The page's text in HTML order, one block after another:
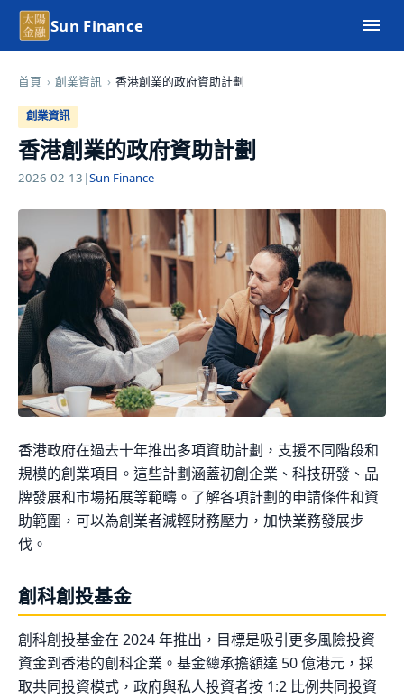
Sun Finance
首頁 › 創業資訊 › 香港創業的政府資助計劃
創業資訊
香港創業的政府資助計劃
2026-02-13 |Sun Finance
香港政府在過去十年推出多項資助計劃，支援不同階段和
規模的創業項目。這些計劃涵蓋初創企業、科技研發、品
牌發展和市場拓展等範疇。了解各項計劃的申請條件和資
助範圍，可以為創業者減輕財務壓力，加快業務發展步
伐。
創科創投基金
創科創投基金在 2024 年推出，目標是吸引更多風險投資
資金到香港的創科企業。基金總承擔額達 50 億港元，採
取共同投資模式，政府與私人投資者按 1:2 比例共同投資